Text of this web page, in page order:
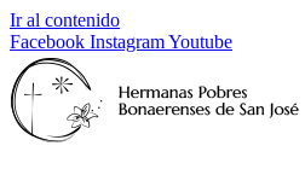
Ir al contenido
Facebook InstagramYoutube